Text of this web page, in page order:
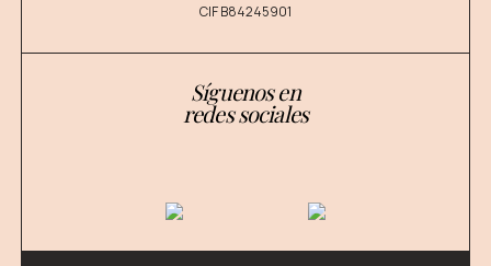
CIF B84245901
Síguenos en
redes sociales